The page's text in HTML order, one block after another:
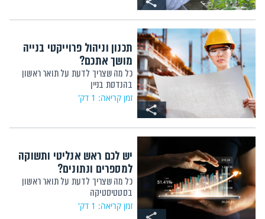
תכנון וניהול פרוייקטי בנייה
מושך אתכם?
כל מה שצריך לדעת על תואר ראשון
בהנדסת בניין
זמן קריאה: 1 דק'
יש לכם ראש אנליטי ותשוקה
למספרים ונתונים?
כל מה שצריך לדעת על תואר ראשון
בסטטיסטיקה
זמן קריאה: 1 דק'